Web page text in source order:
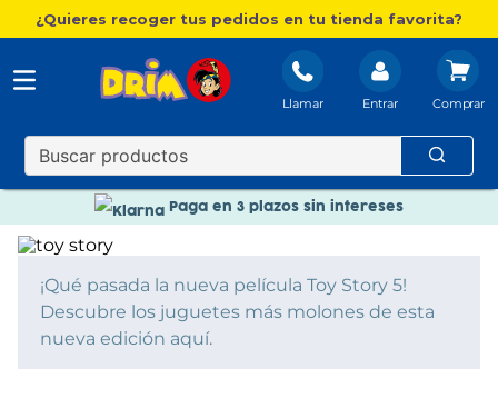
¿Quieres recoger tus pedidos en tu tienda favorita?
Llamar Entrar
Nuevo catálogo Aire Libre
Envío gratis. A partir de 60€(excepto Baleares)
Paga en 3 plazos sin intereses
Paga en 3 plazos sin intereses
¡Qué pasada la nueva película Toy Story 5!
Descubre los juguetes más molones de esta
nueva edición aquí.